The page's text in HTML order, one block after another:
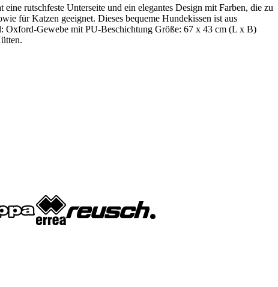
rutschfeste Unterseite und ein elegantes Design mit Farben, die zu
für Katzen geeignet. Dieses bequeme Hundekissen ist aus
Oxford-Gewebe mit PU-Beschichtung Größe: 67 x 43 cm (L x B)